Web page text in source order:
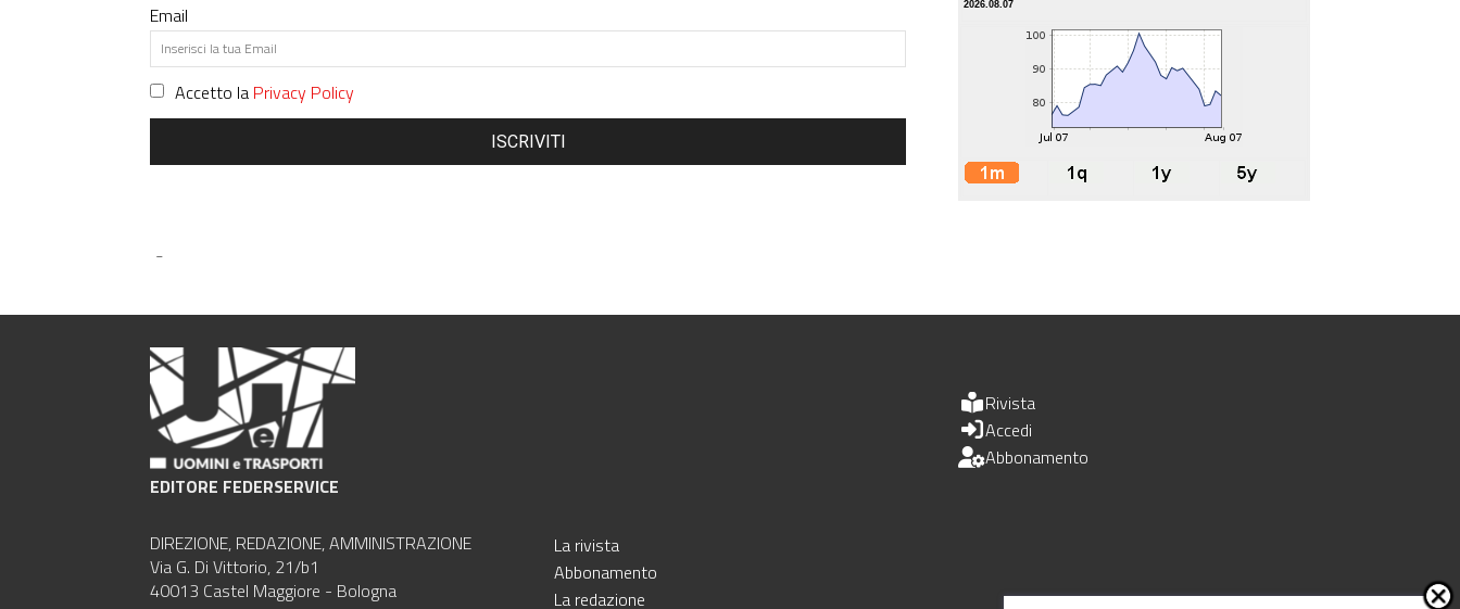
Email
Accetto la Privacy Policy
ISCRIVITI
2026.08.07
-
EDITORE FEDERSERVICE
DIREZIONE, REDAZIONE, AMMINISTRAZIONE
Via G. Di Vittorio, 21/b1
40013 Castel Maggiore - Bologna
La rivista
Abbonamento
La redazione
Rivista
Accedi
Abbonamento